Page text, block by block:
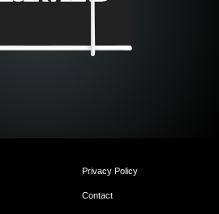
Privacy Policy
Contact